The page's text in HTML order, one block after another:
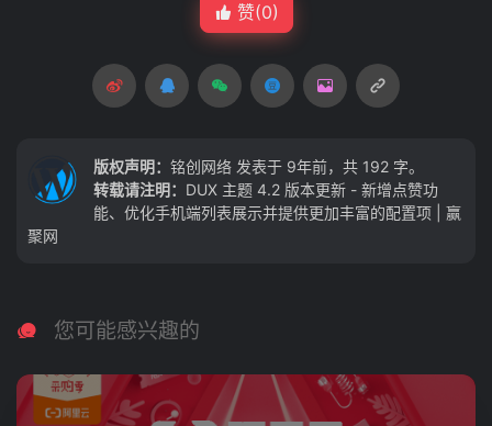
赞(0)
版权声明： 铭创网络 发表于 9年前，共 192 字。
转载请注明： DUX 主题 4.2 版本更新 - 新增点赞功
能、优化手机端列表展示并提供更加丰富的配置项 | 赢
聚网
您可能感兴趣的